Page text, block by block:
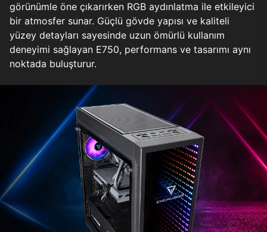
görünümle öne çıkarırken RGB aydınlatma ile etkileyici
bir atmosfer sunar. Güçlü gövde yapısı ve kaliteli
yüzey detayları sayesinde uzun ömürlü kullanım
deneyimi sağlayan E750, performans ve tasarımı aynı
noktada buluşturur.